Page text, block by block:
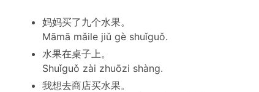
妈妈买了九个水果。
Māmā mǎile jiǔ gè shuǐguǒ.
水果在桌子上。
Shuǐguǒ zài zhuōzi shàng.
我想去商店买水果。